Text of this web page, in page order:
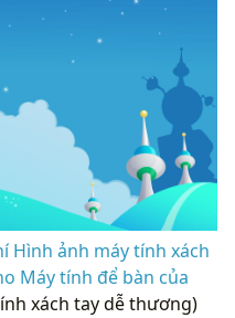
Hình ảnh máy tính xách
Máy tính để bàn của
xách tay dễ thương)